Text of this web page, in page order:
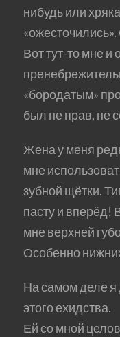
нибудь или
Вот тут-то мне и
«бородатым»
был не прав, не
Жена у меня
мне
зубной щётки.
пасту и вперёд!
мне верхней
Особенно
На самом деле я
этого ехидства.
Ей со мной